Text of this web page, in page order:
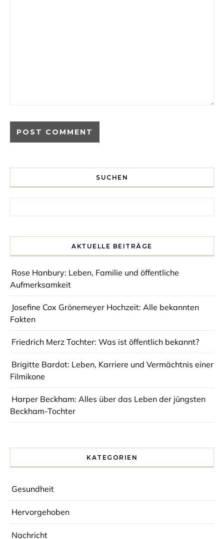
SUCHEN
AKTUELLE BEITRÄGE
Rose Hanbury: Leben, Familie und öffentliche
Aufmerksamkeit
Josefine Cox Grönemeyer Hochzeit: Alle bekannten
Fakten
Friedrich Merz Tochter: Was ist öffentlich bekannt?
Brigitte Bardot: Leben, Karriere und Vermächtnis einer
Filmikone
Harper Beckham: Alles über das Leben der jüngsten
Beckham-Tochter
KATEGORIEN
Gesundheit
Hervorgehoben
Nachricht